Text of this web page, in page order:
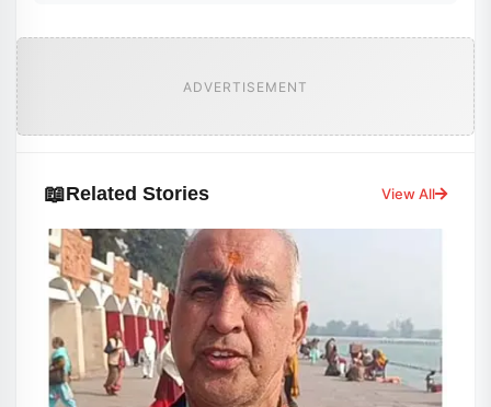
ADVERTISEMENT
📖Related Stories View All